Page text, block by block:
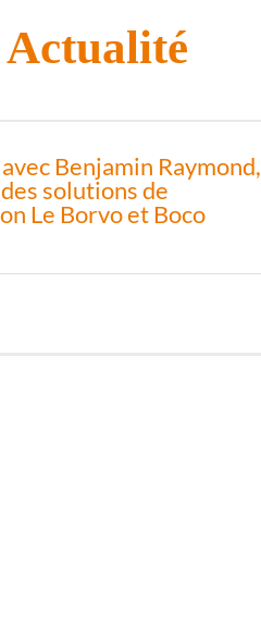
Actualité
Benjamin Raymond,
solutions de
Le Borvo et Boco